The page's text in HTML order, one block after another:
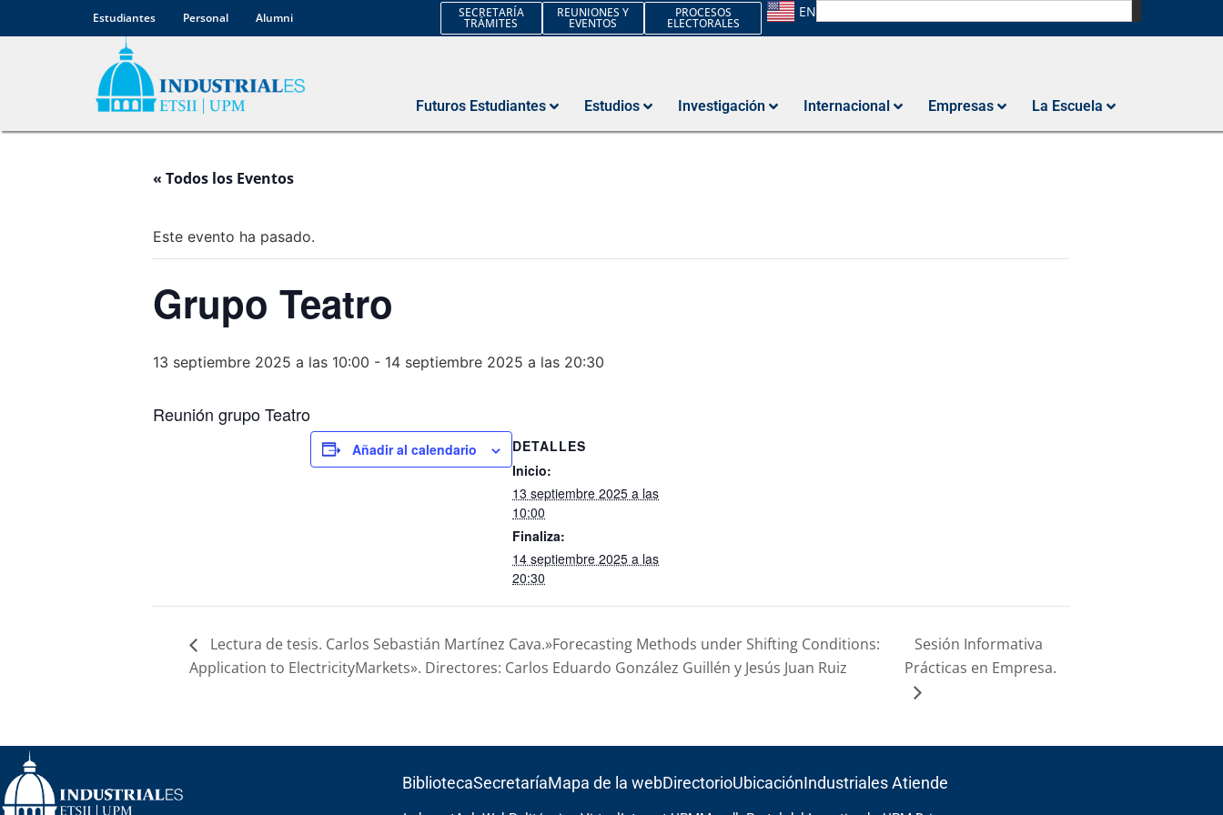
Estudiantes Personal Alumni SECRETARÍA
TRÁMITES
REUNIONES Y
EVENTOS
PROCESOS
ELECTORALES
EN
Futuros Estudiantes Estudios Investigación Internacional Empresas La Escuela
« Todos los Eventos
Este evento ha pasado.
Grupo Teatro
13 septiembre 2025 a las 10:00 - 14 septiembre 2025 a las 20:30
Reunión grupo Teatro
Añadir al calendario
DETALLES
Inicio:
13 septiembre 2025 a las
10:00
Finaliza:
14 septiembre 2025 a las
20:30
Lectura de tesis. Carlos Sebastián Martínez Cava.»Forecasting Methods under Shifting Conditions:
Application to ElectricityMarkets». Directores: Carlos Eduardo González Guillén y Jesús Juan Ruiz
Sesión Informativa
Prácticas en Empresa.
BibliotecaSecretaríaMapa de la webDirectorioUbicaciónIndustriales Atiende